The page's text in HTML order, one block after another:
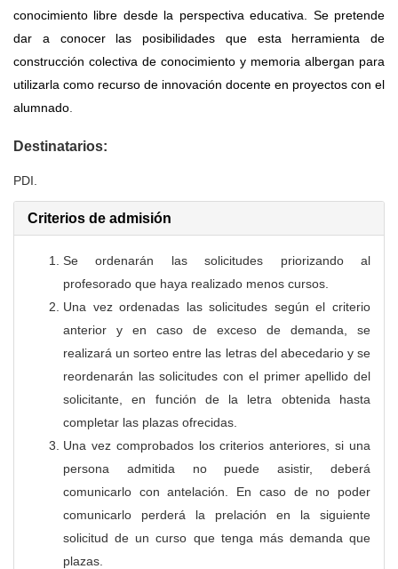
conocimiento libre desde la perspectiva educativa. Se pretende
dar a conocer las posibilidades que esta herramienta de
construcción colectiva de conocimiento y memoria albergan para
utilizarla como recurso de innovación docente en proyectos con el
alumnado
Destinatarios:
PDI
Criterios de admisión
Se ordenarán las solicitudes priorizando al
profesorado que haya realizado menos cursos.
Una vez ordenadas las solicitudes según el criterio
anterior y en caso de exceso de demanda, se
realizará un sorteo entre las letras del abecedario y se
reordenarán las solicitudes con el primer apellido del
solicitante, en función de la letra obtenida hasta
completar las plazas ofrecidas.
Una vez comprobados los criterios anteriores, si una
persona admitida no puede asistir, deberá
comunicarlo con antelación. En caso de no poder
comunicarlo perderá la prelación en la siguiente
solicitud de un curso que tenga más demanda que
plazas.